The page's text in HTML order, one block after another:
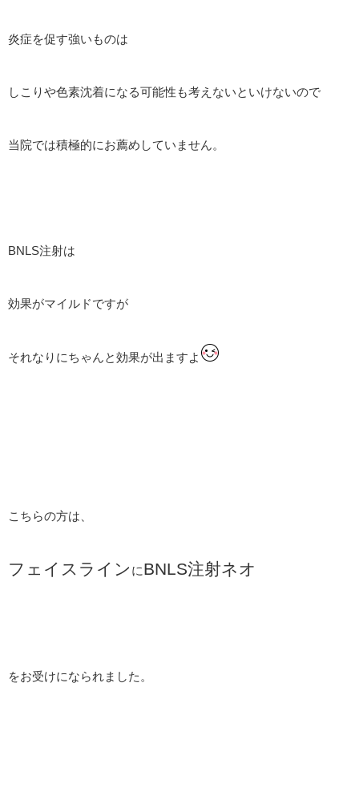
炎症を促す強いものは
しこりや色素沈着になる可能性も考えないといけないので
当院では積極的にお薦めしていません。
BNLS注射は
効果がマイルドですが
それなりにちゃんと効果が出ますよ
こちらの方は、
フェイスライン にBNLS注射ネオ
をお受けになられました。